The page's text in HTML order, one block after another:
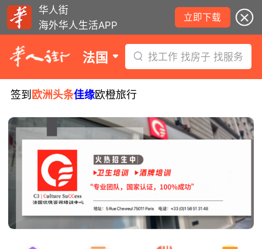
华人街
海外华人生活APP
立即下载
法国 找工作 找房子 找服务
签到 欧洲头条佳缘欧橙旅行